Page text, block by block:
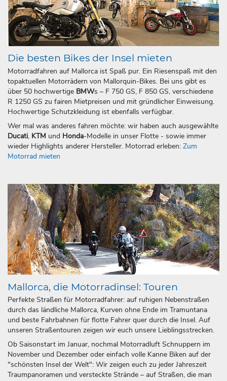
Die besten Bikes der Insel mieten
Motorradfahren auf Mallorca ist Spaß pur. Ein Riesenspaß mit den
topaktuellen Motorrädern von Mallorquin-Bikes. Bei uns gibt es
über 50 hochwertige BMWs – F 750 GS, F 850 GS, verschiedene
R 1250 GS zu fairen Mietpreisen und mit gründlicher Einweisung.
Hochwertige Schutzkleidung ist ebenfalls verfügbar.
Wer mal was anderes fahren möchte: wir haben auch ausgewählte
Ducati, KTM und Honda-Modelle in unser Flotte - sowie immer
wieder Highlights anderer Hersteller. Motorrad erleben: Zum
Motorrad mieten
Mallorca, die Motorradinsel: Touren
Perfekte Straßen für Motorradfahrer: auf ruhigen Nebenstraßen
durch das ländliche Mallorca, Kurven ohne Ende im Tramuntana
und beste Fahrbahnen für flotte Fahrer quer durch die Insel. Auf
unseren Straßentouren zeigen wir euch unsere Lieblingsstrecken.
Ob Saisonstart im Januar, nochmal Motorradluft Schnuppern im
November und Dezember oder einfach volle Kanne Biken auf der
"schönsten Insel der Welt": Wir zeigen euch zu jeder Jahreszeit
Traumpanoramen und versteckte Strände – auf Straßen, die man